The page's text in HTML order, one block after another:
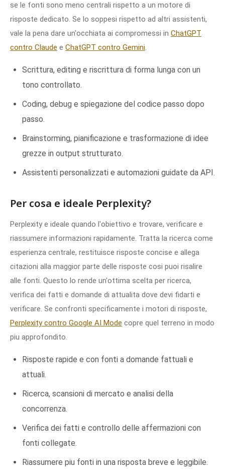
se le fonti sono meno centrali rispetto a un motore di
risposte dedicato. Se lo soppesi rispetto ad altri assistenti,
vale la pena dare un'occhiata ai compromessi in ChatGPT
contro Claude e ChatGPT contro Gemini.
Scrittura, editing e riscrittura di forma lunga con un
tono controllato.
Coding, debug e spiegazione del codice passo dopo
passo.
Brainstorming, pianificazione e trasformazione di idee
grezze in output strutturato.
Assistenti personalizzati e automazioni guidate da API.
Per cosa e ideale Perplexity?
Perplexity e ideale quando l'obiettivo e trovare, verificare e
riassumere informazioni rapidamente. Tratta la ricerca come
esperienza centrale, restituisce risposte concise e allega
citazioni alla maggior parte delle risposte cosi puoi risalire
alle fonti. Questo lo rende un'ottima scelta per ricerca,
verifica dei fatti e domande di attualita dove devi fidarti e
verificare. Se confronti specificamente i motori di risposte,
Perplexity contro Google AI Mode copre quel terreno in modo
piu approfondito.
Risposte rapide e con fonti a domande fattuali e
attuali.
Ricerca, scansioni di mercato e analisi della
concorrenza.
Verifica dei fatti e controllo delle affermazioni con
fonti collegate.
Riassumere piu fonti in una risposta breve e leggibile.